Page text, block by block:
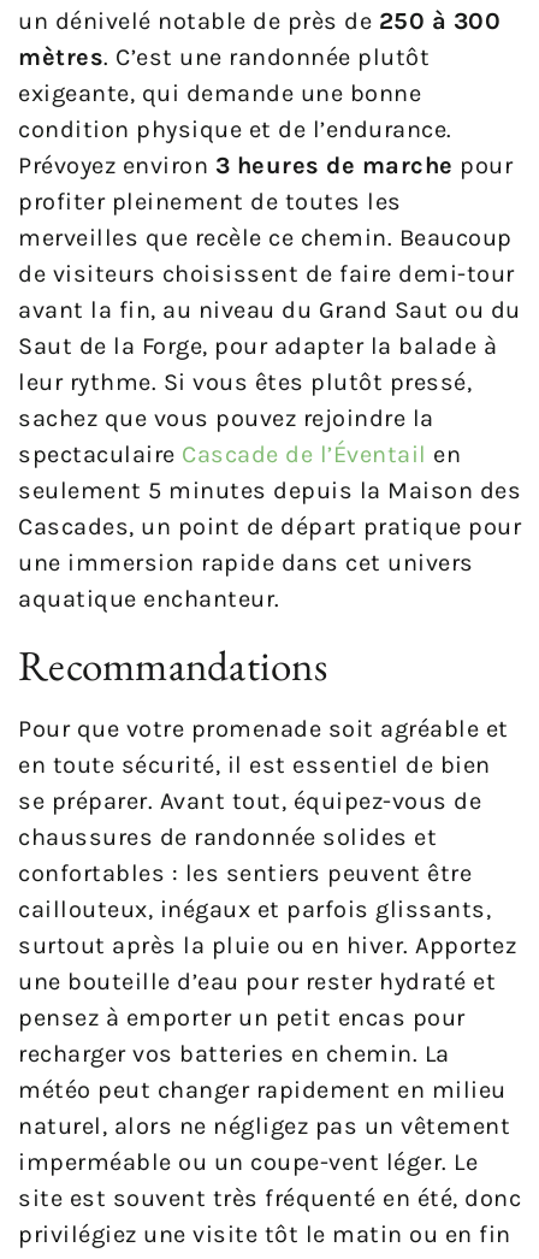
un dénivelé notable de près de 250 à 300
mètres. C’est une randonnée plutôt
exigeante, qui demande une bonne
condition physique et de l’endurance.
Prévoyez environ 3 heures de marche pour
profiter pleinement de toutes les
merveilles que recèle ce chemin. Beaucoup
de visiteurs choisissent de faire demi-tour
avant la fin, au niveau du Grand Saut ou du
Saut de la Forge, pour adapter la balade à
leur rythme. Si vous êtes plutôt pressé,
sachez que vous pouvez rejoindre la
spectaculaire Cascade de l’Éventail en
seulement 5 minutes depuis la Maison des
Cascades, un point de départ pratique pour
une immersion rapide dans cet univers
aquatique enchanteur.
Recommandations
Pour que votre promenade soit agréable et
en toute sécurité, il est essentiel de bien
se préparer. Avant tout, équipez-vous de
chaussures de randonnée solides et
confortables : les sentiers peuvent être
caillouteux, inégaux et parfois glissants,
surtout après la pluie ou en hiver. Apportez
une bouteille d’eau pour rester hydraté et
pensez à emporter un petit encas pour
recharger vos batteries en chemin. La
météo peut changer rapidement en milieu
naturel, alors ne négligez pas un vêtement
imperméable ou un coupe-vent léger. Le
site est souvent très fréquenté en été, donc
privilégiez une visite tôt le matin ou en fin